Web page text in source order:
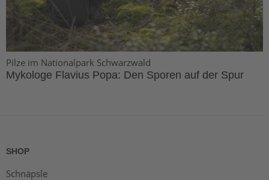
Pilze im Nationalpark Schwarzwald
Mykologe Flavius Popa: Den Sporen auf der Spur
SHOP
Schnäpsle